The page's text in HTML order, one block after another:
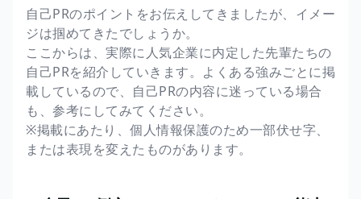
自己PRのポイントをお伝えしてきましたが、イメー
ジは掴めてきたでしょうか。
ここからは、実際に人気企業に内定した先輩たちの
自己PRを紹介していきます。よくある強みごとに掲
載しているので、自己PRの内容に迷っている場合
も、参考にしてみてください。
※掲載にあたり、個人情報保護のため一部伏せ字、
または表現を変えたものがあります。